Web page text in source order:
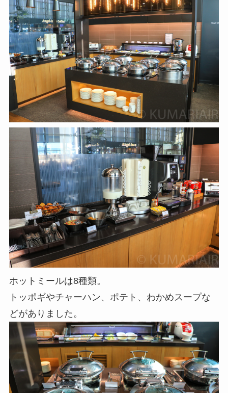
ホットミールは8種類。
トッポギやチャーハン、ポテト、わかめスープな
どがありました。